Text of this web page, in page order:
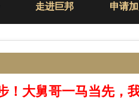
走进巨邦 申请
！大舅哥一马当先，